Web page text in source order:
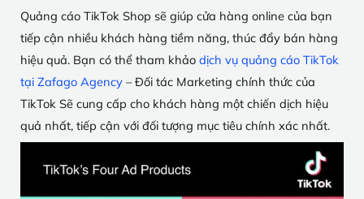
Quảng cáo TikTok Shop sẽ giúp cửa hàng online của bạn
tiếp cận nhiều khách hàng tiềm năng, thúc đẩy bán hàng
hiệu quả. Bạn có thể tham khảo dịch vụ quảng cáo TikTok
tại Zafago Agency – Đối tác Marketing chính thức của
TikTok Sẽ cung cấp cho khách hàng một chiến dịch hiệu
quả nhất, tiếp cận với đối tượng mục tiêu chính xác nhất.